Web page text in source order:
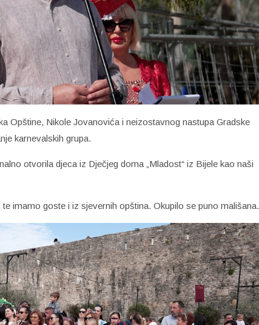
Opštine, Nikole Jovanovića i neizostavnog nastupa Gradske
karnevalskih grupa.
otvorila djeca iz Dječjeg doma „Mladost“ iz Bijele kao naši
imamo goste i iz sjevernih opština. Okupilo se puno mališana.